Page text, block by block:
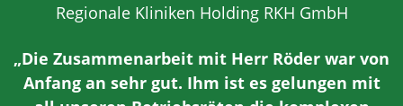
Regionale Kliniken Holding RKH GmbH
„Die Zusammenarbeit mit Herr Röder war von
Anfang an sehr gut. Ihm ist es gelungen mit